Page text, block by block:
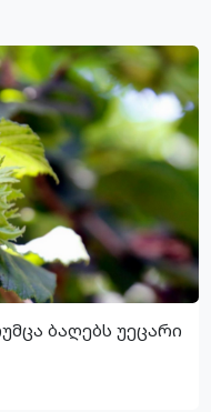
ბაღებს უეცარი